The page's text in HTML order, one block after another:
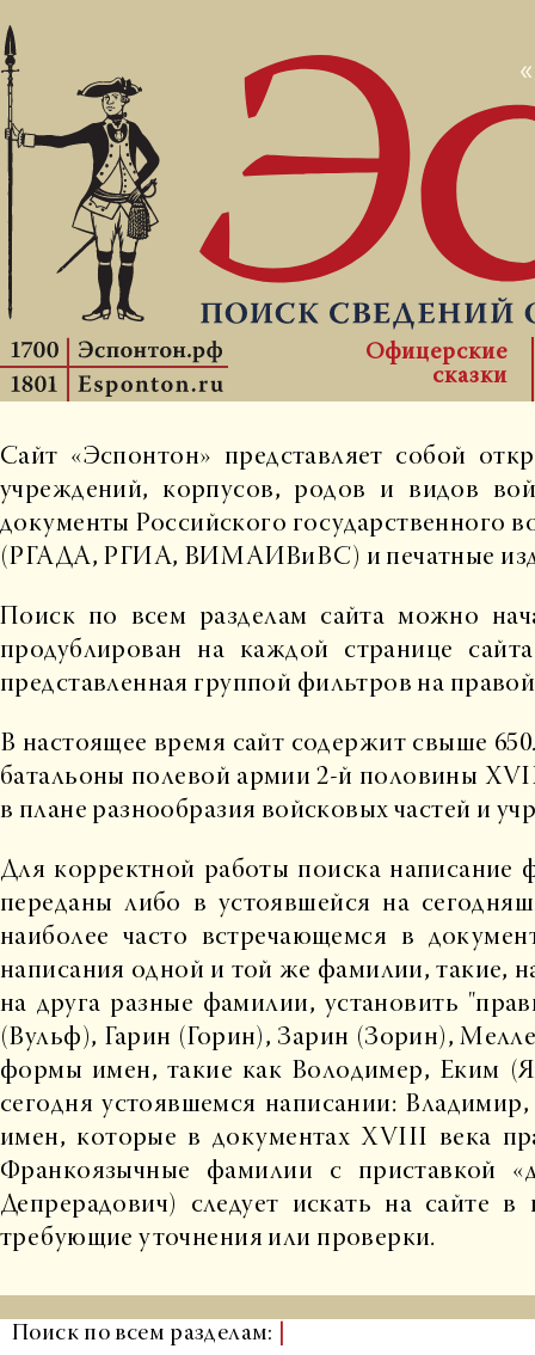
Офицерские
сказки
Сайт «Эспонтон» представляет собой
учреждений, корпусов, родов и видов
документы Российского государственного
(РГАДА, РГИА, ВИМАИВиВС) и печатные
Поиск по всем разделам сайта можно
продублирован на каждой странице
представленная группой фильтров на
В настоящее время сайт содержит свыше
батальоны полевой армии 2-й половины
в плане разнообразия войсковых частей и
Для корректной работы поиска
переданы либо в устоявшейся на
наиболее часто встречающемся в
написания одной и той же фамилии, такие,
на друга разные фамилии, установить
(Вульф), Гарин (Горин), Зарин (Зорин),
формы имен, такие как Володимер, Еким
сегодня устоявшемся написании:
имен, которые в документах XVIII века
Франкоязычные фамилии с приставкой
Депрерадович) следует искать на сайте
требующие уточнения или проверки.
Поиск по всем разделам: